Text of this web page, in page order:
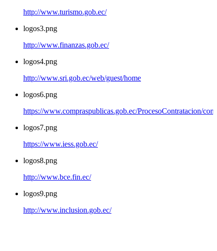
http://www.turismo.gob.ec/
logos3.png
http://www.finanzas.gob.ec/
logos4.png
http://www.sri.gob.ec/web/guest/home
logos6.png
https://www.compraspublicas.gob.ec/ProcesoContratacion/
logos7.png
https://www.iess.gob.ec/
logos8.png
http://www.bce.fin.ec/
logos9.png
http://www.inclusion.gob.ec/